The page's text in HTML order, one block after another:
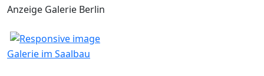
Anzeige Galerie Berlin
Galerie im Saalbau